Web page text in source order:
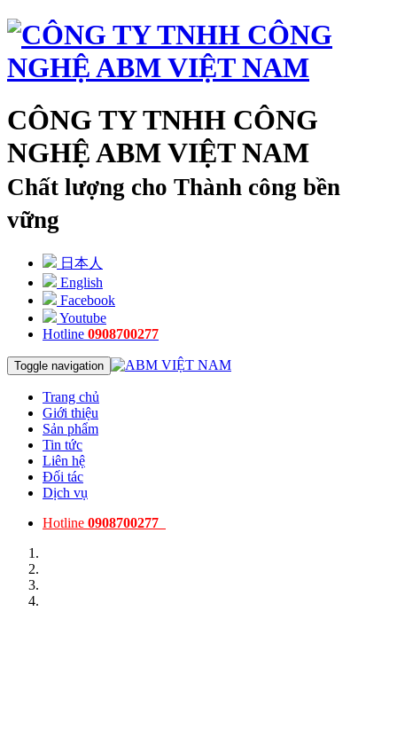
CÔNG TY TNHH CÔNG
NGHỆ ABM VIỆT NAM
Chất lượng cho Thành công bền
vững
日本人
English
Facebook
Youtube
Hotline 0908700277
Toggle navigation
Trang chủ
Giới thiệu
Sản phẩm
Tin tức
Liên hệ
Đối tác
Dịch vụ
Hotline 0908700277